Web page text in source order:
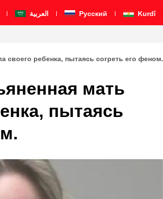
العربية Pусский Kurdî
своего ребенка, пытаясь согреть его феном.
мать
пытаясь